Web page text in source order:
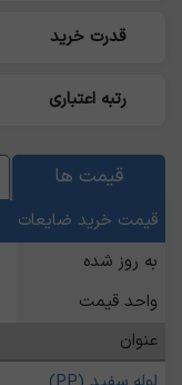
قدرت خرید
رتبه اعتباری
قیمت ها
قیمت خرید ضایعات
به روز شده
واحد قیمت
عنوان